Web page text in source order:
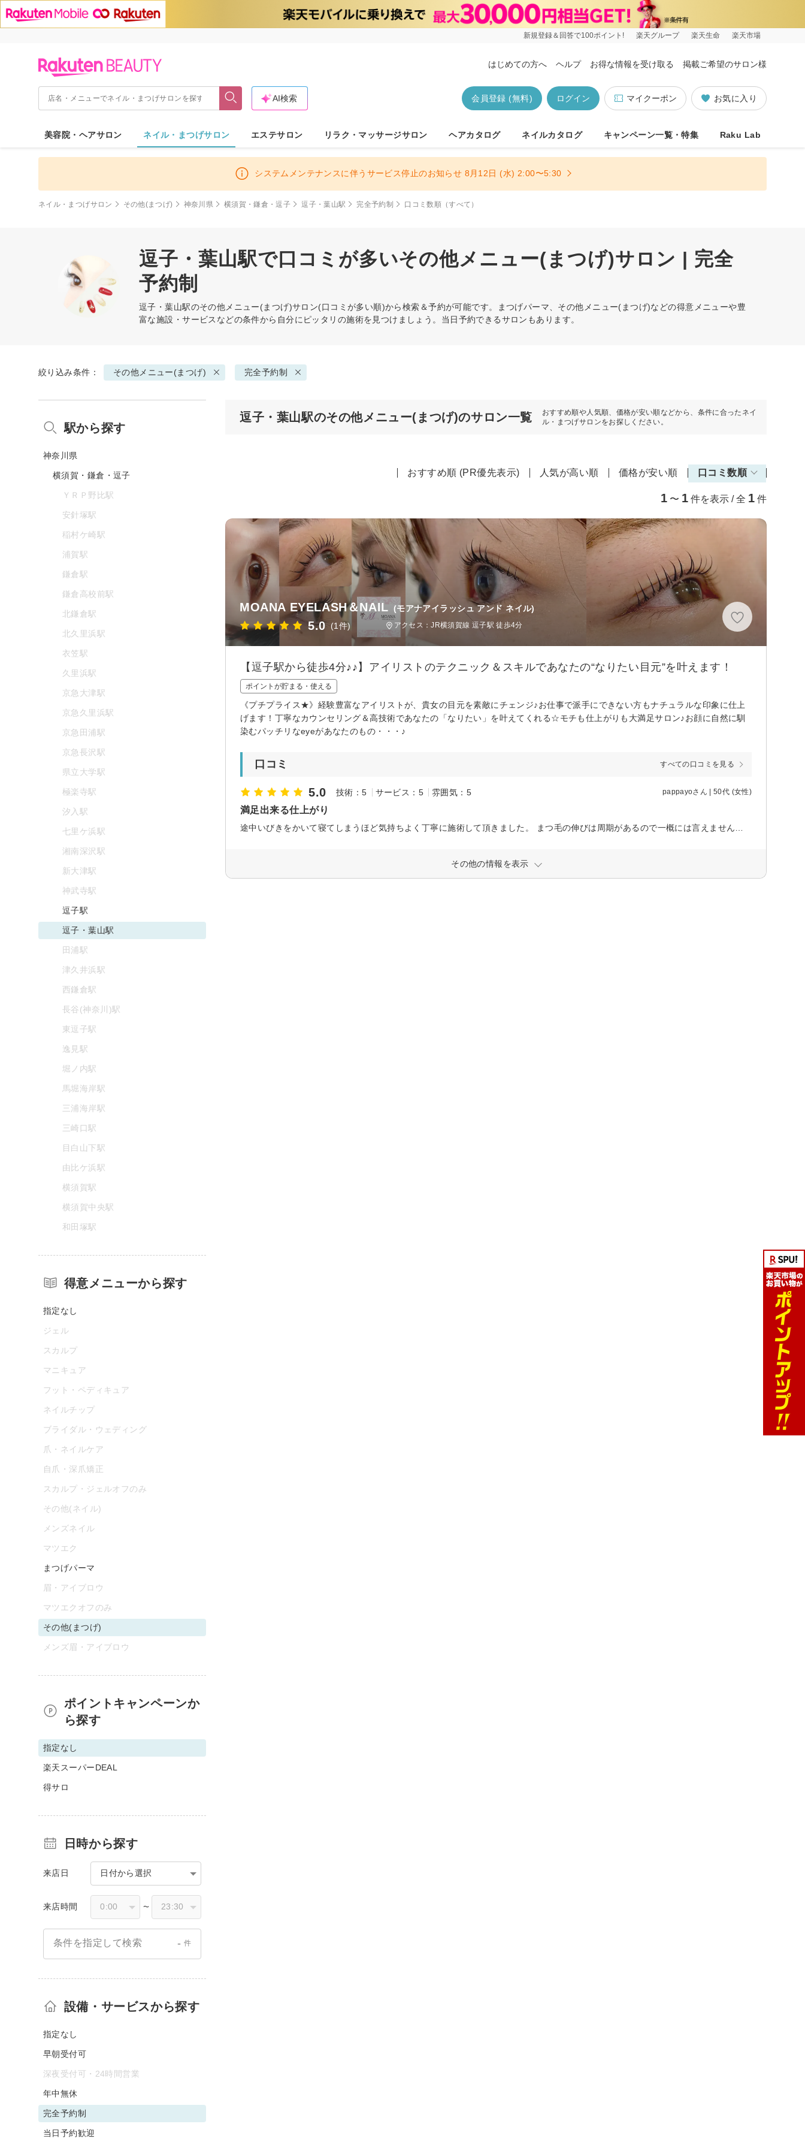
新規登録＆回答で100ポイント! 楽天グループ 楽天生命 楽天市場
はじめての方へ ヘルプ お得な情報を受け取る 掲載ご希望のサロン様
お気に入り
マイクーポン
ログイン
会員登録 (無料)
AI検索
美容院・ヘアサロン ネイル・まつげサロン エステサロン リラク・マッサージサロン ヘアカタログ ネイルカタログ キャンペーン一覧・特集 Raku Lab
システムメンテナンスに伴うサービス停止のお知らせ 8月12日 (水) 2:00〜5:30
ネイル・まつげサロン その他(まつげ) 神奈川県 横須賀・鎌倉・逗子 逗子・葉山駅 完全予約制 口コミ数順（すべて）
逗子・葉山駅で口コミが多いその他メニュー(まつげ)サロン | 完全
予約制
逗子・葉山駅のその他メニュー(まつげ)サロン(口コミが多い順)から検索＆予約が可能です。まつげパーマ、その他メニュー(まつげ)などの得意メニューや豊
富な施設・サービスなどの条件から自分にピッタリの施術を見つけましょう。当日予約できるサロンもあります。
絞り込み条件： その他メニュー(まつげ) 完全予約制
逗子・葉山駅のその他メニュー(まつげ)のサロン一覧
おすすめ順や人気順、価格が安い順などから、条件に合ったネイ
ル・まつげサロンをお探しください。
おすすめ順 (PR優先表示) 人気が高い順 価格が安い順 口コミ数順
1 〜 1 件を表示 / 全 1 件
MOANA EYELASH＆NAIL (モアナアイラッシュ アンド ネイル)
5.0 (1件) アクセス：JR横須賀線 逗子駅 徒歩4分
【逗子駅から徒歩4分♪♪】アイリストのテクニック＆スキルであなたの“なりたい目元”を叶えます！
ポイントが貯まる・使える
《プチプライス★》経験豊富なアイリストが、貴女の目元を素敵にチェンジ♪お仕事で派手にできない方もナチュラルな印象に仕上
げます！丁寧なカウンセリング＆高技術であなたの「なりたい」を叶えてくれる☆モチも仕上がりも大満足サロン♪お顔に自然に馴
染むパッチリなeyeがあなたのもの・・・♪
口コミ すべての口コミを見る
5.0 技術：5 サービス：5 雰囲気：5 pappayoさん | 50代 (女性)
満足出来る仕上がり
その他の情報を表示
駅から探す
神奈川県
横須賀・鎌倉・逗子
ＹＲＰ野比駅
安針塚駅
稲村ケ崎駅
浦賀駅
鎌倉駅
鎌倉高校前駅
北鎌倉駅
北久里浜駅
衣笠駅
久里浜駅
京急大津駅
京急久里浜駅
京急田浦駅
京急長沢駅
県立大学駅
極楽寺駅
汐入駅
七里ケ浜駅
湘南深沢駅
新大津駅
神武寺駅
逗子駅
逗子・葉山駅
田浦駅
津久井浜駅
西鎌倉駅
長谷(神奈川)駅
東逗子駅
逸見駅
堀ノ内駅
馬堀海岸駅
三浦海岸駅
三崎口駅
目白山下駅
由比ケ浜駅
横須賀駅
横須賀中央駅
和田塚駅
得意メニューから探す
指定なし
ジェル
スカルプ
マニキュア
フット・ペディキュア
ネイルチップ
ブライダル・ウェディング
爪・ネイルケア
自爪・深爪矯正
スカルプ・ジェルオフのみ
その他(ネイル)
メンズネイル
マツエク
まつげパーマ
眉・アイブロウ
マツエクオフのみ
その他(まつげ)
メンズ眉・アイブロウ
ポイントキャンペーンか
ら探す
指定なし
楽天スーパーDEAL
得サロ
日時から探す
来店日 日付から選択
来店時間 〜
条件を指定して検索 - 件
設備・サービスから探す
指定なし
早朝受付可
深夜受付可・24時間営業
年中無休
完全予約制
当日予約歓迎